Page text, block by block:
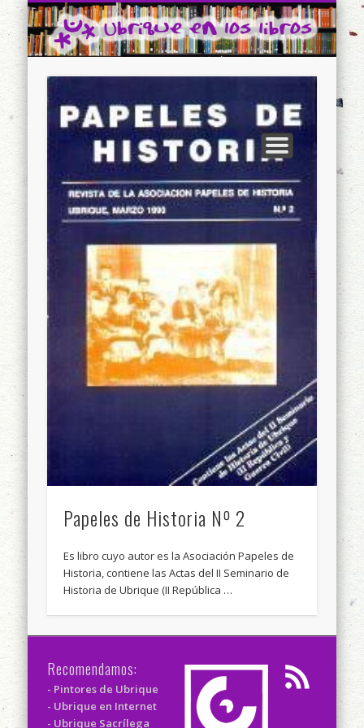
Ubrique en los libros
INICIO
CONTACTO
Papeles de Historia Nº 2
Es libro cuyo autor es la Asociación Papeles de
Historia, contiene las Actas del II Seminario de
Historia de Ubrique (II República …
Recomendamos:
- Pintores de Ubrique
- Ubrique en Internet
- Ubrique Sacrílega